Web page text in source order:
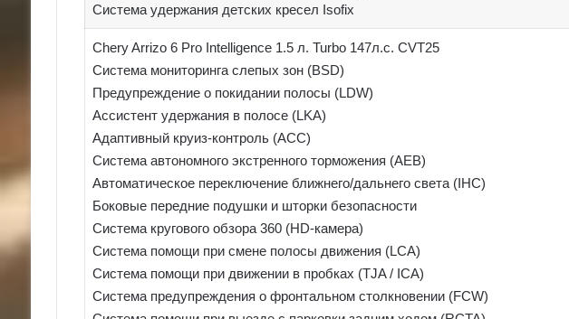
Система удержания детских кресел Isofix
Chery Arrizo 6 Pro Intelligence 1.5 л. Turbo 147л.с. CVT25
Система мониторинга слепых зон (BSD)
Предупреждение о покидании полосы (LDW)
Ассистент удержания в полосе (LKA)
Адаптивный круиз-контроль (ACC)
Система автономного экстренного торможения (AEB)
Автоматическое переключение ближнего/дальнего света (IHC)
Боковые передние подушки и шторки безопасности
Система кругового обзора 360 (HD-камера)
Система помощи при смене полосы движения (LCA)
Система помощи при движении в пробках (TJA / ICA)
Система предупреждения о фронтальном столкновении (FCW)